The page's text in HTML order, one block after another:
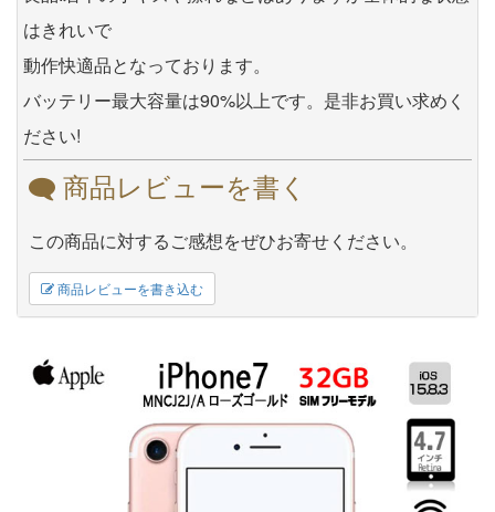
はきれいで
動作快適品となっております。
バッテリー最大容量は90%以上です。是非お買い求めく
ださい!
商品レビューを書く
この商品に対するご感想をぜひお寄せください。
商品レビューを書き込む